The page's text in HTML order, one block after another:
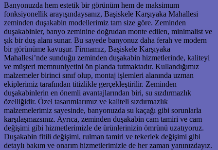
Banyonuzda hem estetik bir görünüm hem de maksimum
fonksiyonellik arayışındaysanız, Başiskele Karşıyaka Mahallesi
zeminden duşakabin modellerimiz tam size göre. Zeminden
duşakabinler, banyo zeminine doğrudan monte edilen, minimalist ve
şık bir duş alanı sunar. Bu sayede banyonuz daha ferah ve modern
bir görünüme kavuşur. Firmamız, Başiskele Karşıyaka
Mahallesi’nde sunduğu zeminden duşakabin hizmetlerinde, kaliteyi
ve müşteri memnuniyetini ön planda tutmaktadır. Kullandığımız
malzemeler birinci sınıf olup, montaj işlemleri alanında uzman
ekiplerimiz tarafından titizlikle gerçekleştirilir. Zeminden
duşakabinlerin en önemli avantajlarından biri, su sızdırmazlık
özelliğidir. Özel tasarımlarımız ve kaliteli sızdırmazlık
malzemelerimiz sayesinde, banyonuzda su kaçağı gibi sorunlarla
karşılaşmazsınız. Ayrıca, zeminden duşakabin cam tamiri ve cam
değişimi gibi hizmetlerimizle de ürünlerinizin ömrünü uzatıyoruz.
Duşakabin fitili değişimi, rulman tamiri ve tekerlek değişimi gibi
detaylı bakım ve onarım hizmetlerimizle de her zaman yanınızdayız.